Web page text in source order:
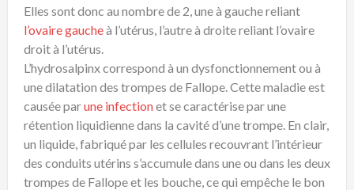
Elles sont donc au nombre de 2, une à gauche reliant
l’ovaire gaucheà l’utérus, l’autre à droite reliant l’ovaire
droit à l’utérus.
L’hydrosalpinx correspond à un dysfonctionnement ou à
une dilatation des trompes de Fallope. Cette maladie est
causée parune infectionet se caractérise par une
rétention liquidienne dans la cavité d’une trompe. En clair,
un liquide, fabriqué par les cellules recouvrant l’intérieur
des conduits utérins s’accumule dans une ou dans les deux
trompes de Fallope et les bouche, ce qui empêche le bon